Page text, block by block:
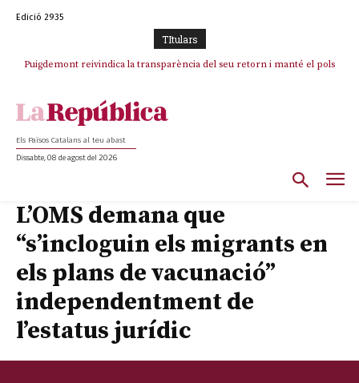
Edició 2935
TItulars
Puigdemont reivindica la transparència del seu retorn i manté el pols
Els Països Catalans al teu abast
Dissabte, 08 de agost del 2026
L’OMS demana que
“s’incloguin els migrants en
els plans de vacunació”
independentment de
l’estatus jurídic